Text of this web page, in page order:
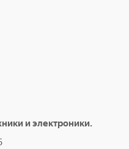
и электроники.